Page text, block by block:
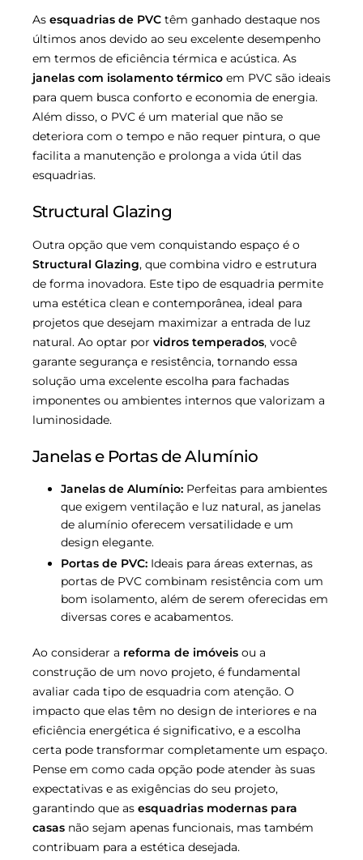
As esquadrias de PVC têm ganhado destaque nos
últimos anos devido ao seu excelente desempenho
em termos de eficiência térmica e acústica. As
janelas com isolamento térmico em PVC são ideais
para quem busca conforto e economia de energia.
Além disso, o PVC é um material que não se
deteriora com o tempo e não requer pintura, o que
facilita a manutenção e prolonga a vida útil das
esquadrias.
Structural Glazing
Outra opção que vem conquistando espaço é o
Structural Glazing, que combina vidro e estrutura
de forma inovadora. Este tipo de esquadria permite
uma estética clean e contemporânea, ideal para
projetos que desejam maximizar a entrada de luz
natural. Ao optar por vidros temperados, você
garante segurança e resistência, tornando essa
solução uma excelente escolha para fachadas
imponentes ou ambientes internos que valorizam a
luminosidade.
Janelas e Portas de Alumínio
Janelas de Alumínio: Perfeitas para ambientes
que exigem ventilação e luz natural, as janelas
de alumínio oferecem versatilidade e um
design elegante.
Portas de PVC: Ideais para áreas externas, as
portas de PVC combinam resistência com um
bom isolamento, além de serem oferecidas em
diversas cores e acabamentos.
Ao considerar a reforma de imóveis ou a
construção de um novo projeto, é fundamental
avaliar cada tipo de esquadria com atenção. O
impacto que elas têm no design de interiores e na
eficiência energética é significativo, e a escolha
certa pode transformar completamente um espaço.
Pense em como cada opção pode atender às suas
expectativas e as exigências do seu projeto,
garantindo que as esquadrias modernas para
casas não sejam apenas funcionais, mas também
contribuam para a estética desejada.